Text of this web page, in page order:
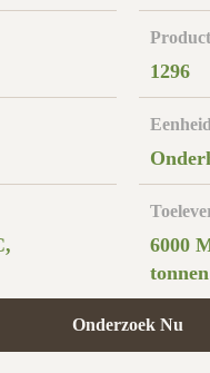
1296
6000
Onderzoek Nu